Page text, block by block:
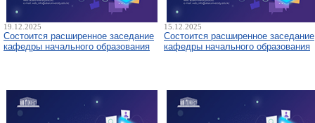
19.12.2025
Состоится расширенное заседание
кафедры начального образования
15.12.2025
Состоится расширенное заседание
кафедры начального образования